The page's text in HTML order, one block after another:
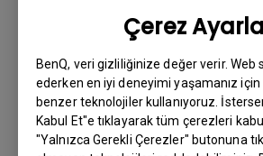
Çerez
BenQ, veri gizliliğinize değer verir.
ederken en iyi deneyimi yaşamanız
benzer teknolojiler kullanıyoruz.
Kabul Et"e tıklayarak tüm çerezleri
"Yalnızca Gerekli Çerezler" butonuna
İlgili video